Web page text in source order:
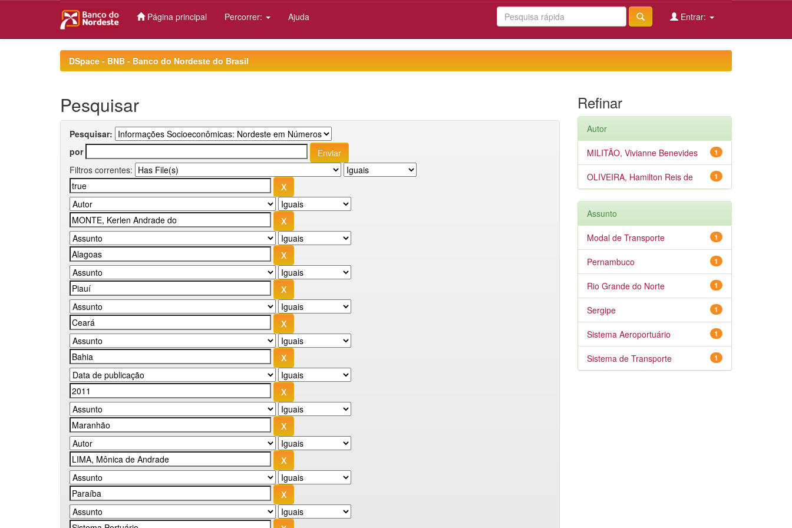
Página principal Percorrer: Ajuda Entrar:
DSpace - BNB - Banco do Nordeste do Brasil
Pesquisar
Pesquisar:
por
Filtros correntes:
Refinar
Autor
1
MILITÃO, Vivianne Benevides
1
OLIVEIRA, Hamilton Reis de
Assunto
1
Modal de Transporte
1
Pernambuco
1
Rio Grande do Norte
1
Sergipe
1
Sistema Aeroportuário
1
Sistema de Transporte